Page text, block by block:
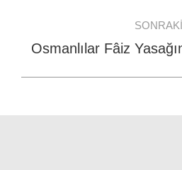
SONRAKI
Osmanlılar Fâiz